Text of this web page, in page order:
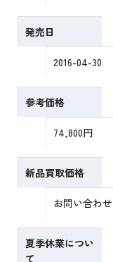
発売日
2016-04-30
参考価格
74,800円
新品買取価格
お問い合わせ
夏季休業につい
て